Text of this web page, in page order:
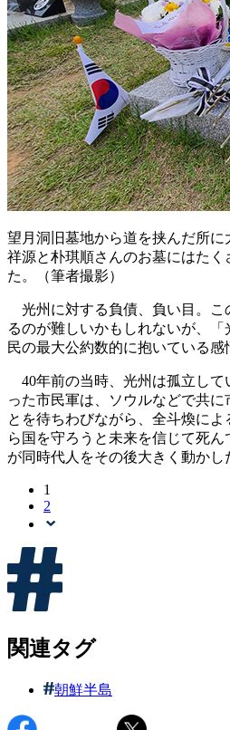
望月洞旧墓地から道を挟んだ所
祥源と朴琪順さんのお墓にはた
た。（筆者撮影）
光州に対する負債、負い目。こ
るのが難しいかもしれないが、
民の最大公約数的に抱いている感
40年前の当時、光州は孤立して
った市民軍は、ソウルなどで共に
とを待ちわびながら、全斗煥に
ら国を守ろうと未来を信じて死
が同時代人をその後大きく動かし
1
2
関連タグ
朝鮮半島